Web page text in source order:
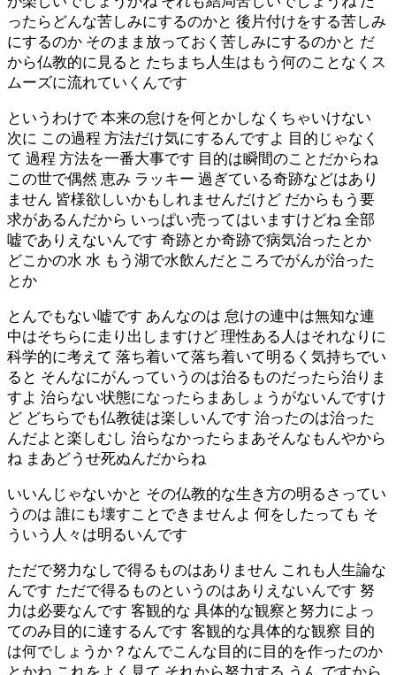
ったらどんな苦しみにするのかと 後片付けをする苦しみ
にするのか そのまま放っておく苦しみにするのかと だ
から仏教的に見ると たちまち人生はもう何のことなくス
ムーズに流れていくんです
というわけで 本来の怠けを何とかしなくちゃいけない
次に この過程 方法だけ気にするんですよ 目的じゃなく
て 過程 方法を一番大事です 目的は瞬間のことだからね
この世で偶然 恵み ラッキー 過ぎている奇跡などはあり
ません 皆様欲しいかもしれませんだけど だからもう要
求があるんだから いっぱい売ってはいますけどね 全部
嘘でありえないんです 奇跡とか奇跡で病気治ったとか
どこかの水 水 もう湖で水飲んだところでがんが治った
とか
とんでもない嘘です あんなのは 怠けの連中は無知な連
中はそちらに走り出しますけど 理性ある人はそれなりに
科学的に考えて 落ち着いて落ち着いて明るく気持ちでい
ると そんなにがんっていうのは治るものだったら治りま
すよ 治らない状態になったらまあしょうがないんですけ
ど どちらでも仏教徒は楽しいんです 治ったのは治った
んだよと楽しむし 治らなかったらまあそんなもんやから
ね まあどうせ死ぬんだからね
いいんじゃないかと その仏教的な生き方の明るさってい
うのは 誰にも壊すことできませんよ 何をしたっても そ
ういう人々は明るいんです
ただで努力なしで得るものはありません これも人生論な
んです ただで得るものというのはありえないんです 努
力は必要なんです 客観的な 具体的な観察と努力によっ
てのみ目的に達するんです 客観的な具体的な観察 目的
は何でしょうか？なんでこんな目的に目的を作ったのか